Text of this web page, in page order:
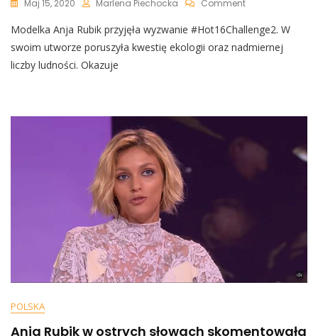
Maj 15, 2020 Marlena Piechocka CommentOn
Rubik
Wzięła
Ekologicznych
Modelka Anja Rubik przyjęła wyzwanie #Hot16Challenge2. W
swoim utworze poruszyła kwestię ekologii oraz nadmiernej
liczby ludności. Okazuje
POLSKA
Anja Rubik w ostrych słowach skomentowała